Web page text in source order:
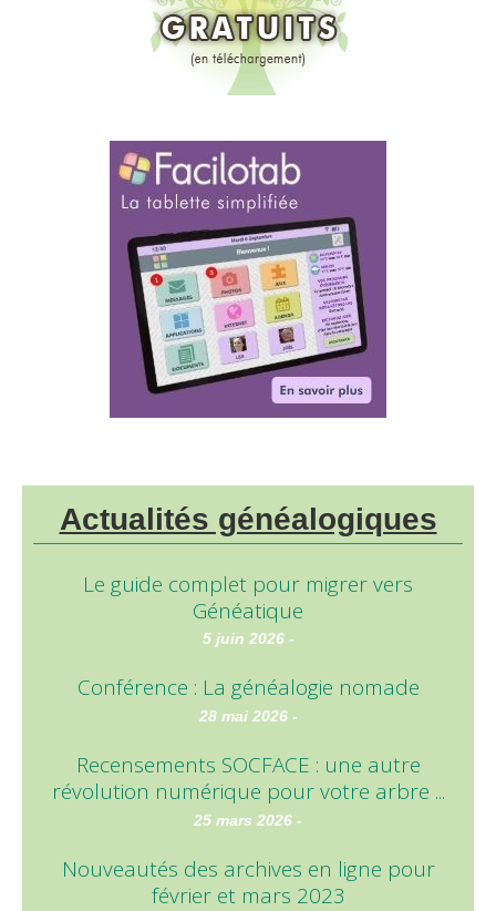
Actualités généalogiques
Le guide complet pour migrer vers
Généatique
5 juin 2026 -
Conférence : La généalogie nomade
28 mai 2026 -
Recensements SOCFACE : une autre
révolution numérique pour votre arbre ...
25 mars 2026 -
Nouveautés des archives en ligne pour
février et mars 2023